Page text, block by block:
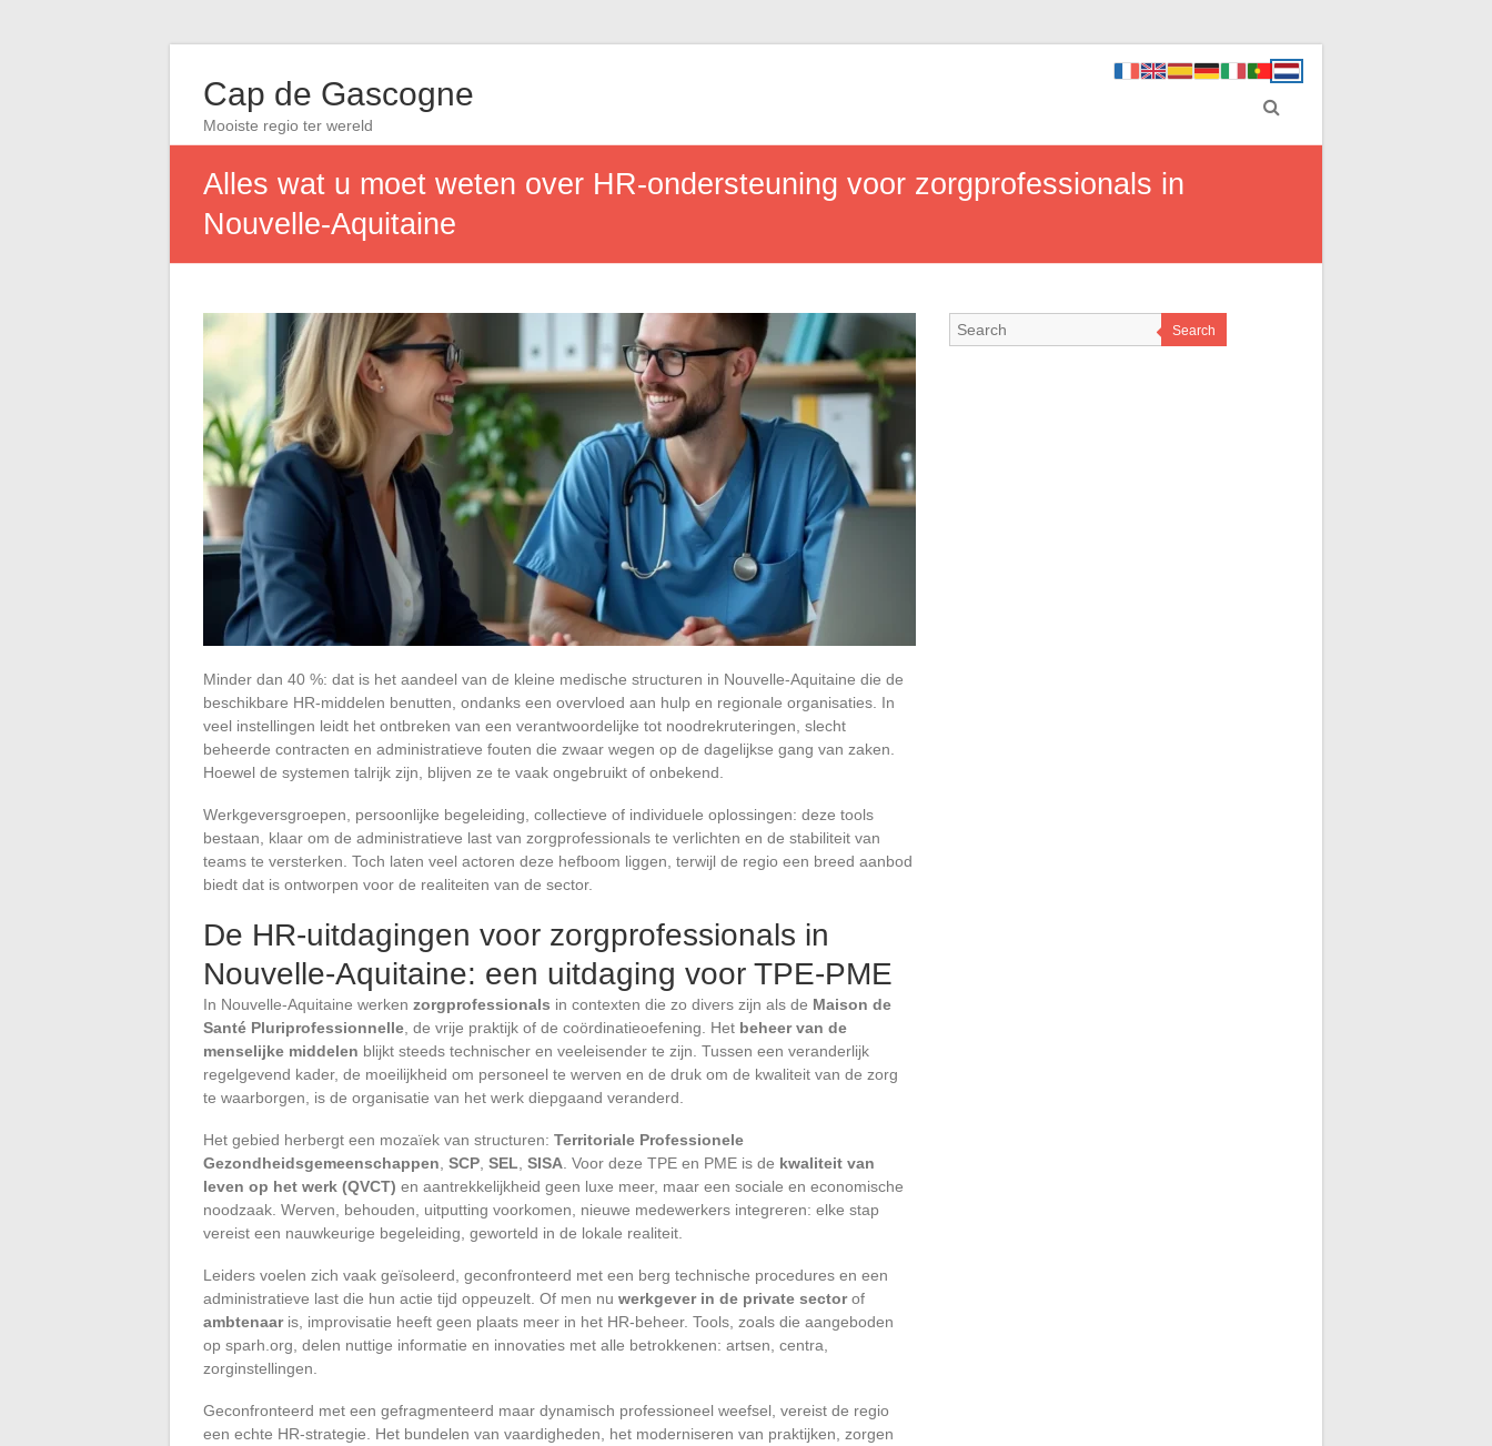
Cap de Gascogne
Mooiste regio ter wereld
Alles wat u moet weten over HR-ondersteuning voor zorgprofessionals in
Nouvelle-Aquitaine
Minder dan 40 %: dat is het aandeel van de kleine medische structuren in Nouvelle-Aquitaine die de
beschikbare HR-middelen benutten, ondanks een overvloed aan hulp en regionale organisaties. In
veel instellingen leidt het ontbreken van een verantwoordelijke tot noodrekruteringen, slecht
beheerde contracten en administratieve fouten die zwaar wegen op de dagelijkse gang van zaken.
Hoewel de systemen talrijk zijn, blijven ze te vaak ongebruikt of onbekend.
Werkgeversgroepen, persoonlijke begeleiding, collectieve of individuele oplossingen: deze tools
bestaan, klaar om de administratieve last van zorgprofessionals te verlichten en de stabiliteit van
teams te versterken. Toch laten veel actoren deze hefboom liggen, terwijl de regio een breed aanbod
biedt dat is ontworpen voor de realiteiten van de sector.
De HR-uitdagingen voor zorgprofessionals in
Nouvelle-Aquitaine: een uitdaging voor TPE-PME
In Nouvelle-Aquitaine werken zorgprofessionals in contexten die zo divers zijn als de Maison de
Santé Pluriprofessionnelle , de vrije praktijk of de coördinatieoefening. Het beheer van de
menselijke middelen blijkt steeds technischer en veeleisender te zijn. Tussen een veranderlijk
regelgevend kader, de moeilijkheid om personeel te werven en de druk om de kwaliteit van de zorg
te waarborgen, is de organisatie van het werk diepgaand veranderd.
Het gebied herbergt een mozaïek van structuren: Territoriale Professionele
Gezondheidsgemeenschappen SCP SEL SISA . Voor deze TPE en PME is de kwaliteit van
leven op het werk (QVCT) en aantrekkelijkheid geen luxe meer, maar een sociale en economische
noodzaak. Werven, behouden, uitputting voorkomen, nieuwe medewerkers integreren: elke stap
vereist een nauwkeurige begeleiding, geworteld in de lokale realiteit.
Leiders voelen zich vaak geïsoleerd, geconfronteerd met een berg technische procedures en een
administratieve last die hun actie tijd oppeuzelt. Of men nu werkgever in de private sectorof
ambtenaaris, improvisatie heeft geen plaats meer in het HR-beheer. Tools, zoals die aangeboden
op sparh.org, delen nuttige informatie en innovaties met alle betrokkenen: artsen, centra,
zorginstellingen.
Geconfronteerd met een gefragmenteerd maar dynamisch professioneel weefsel, vereist de regio
een echte HR-strategie. Het bundelen van vaardigheden, het moderniseren van praktijken, zorgen
Search